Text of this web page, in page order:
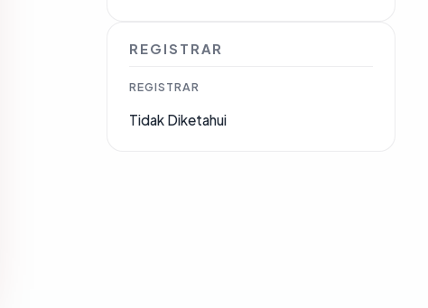
REGISTRAR
REGISTRAR
Tidak Diketahui